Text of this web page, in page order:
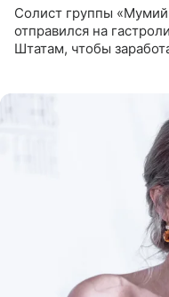
Солист группы
отправился на
Штатам, чтобы